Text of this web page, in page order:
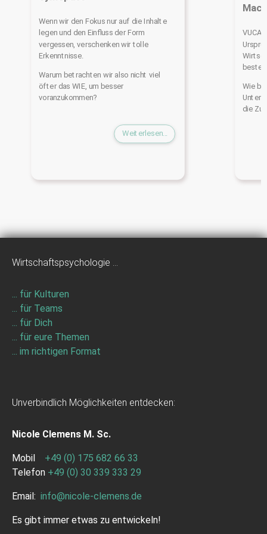
Wenn wir den Fokus nur auf die Inhalte
legen und den Einfluss der Form
vergessen, verschenken wir tolle
Erkenntnisse.
Warum betrachten wir also nicht viel
öfter das WIE, um besser
voranzukommen?
Weiterlesen...
VUCA.
Wie
die
Wirtschaftspsychologie ...
... für Kulturen
... für Teams
... für Dich
... für eure Themen
... im richtigen Format
Unverbindlich Möglichkeiten entdecken:
Nicole Clemens M. Sc.
Mobil +49 (0) 175 682 66 33
Telefon +49 (0) 30 339 333 29
Email: info@nicole-clemens.de
Es gibt immer etwas zu entwickeln!